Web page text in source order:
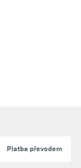
Platba převodem